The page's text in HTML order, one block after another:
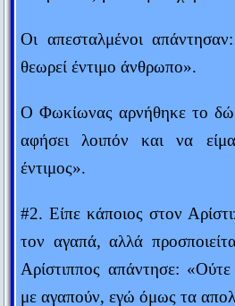
Judith Stern
Πενία τέχνας κατεργάζεται.
Θεόκριτος
Λάο Τσε
ανθρώπων... Αν και για το σύμπαν,
Άλμπερτ Αϊνστάιν
Ο κόσμος είναι ένα βιβλίο. Όσοι δεν
μόνο μια σελίδα του.
Οι απεσταλμένοι
θεωρεί έντιμο άνθρωπο».
Ο Φωκίωνας αρνήθηκε το
αφήσει λοιπόν και να
έντιμος».
#2. Είπε κάποιος στον
τον αγαπά, αλλά
Αρίστιππος απάντησε:
με αγαπούν, εγώ όμως τα